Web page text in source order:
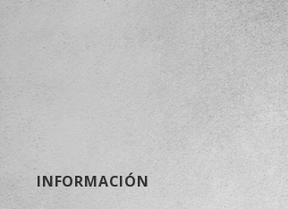
INFORMACIÓN